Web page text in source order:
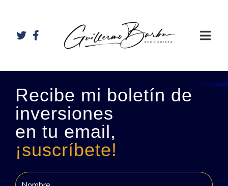
Recibe mi boletín de
inversiones
en tu email,
¡suscríbete!